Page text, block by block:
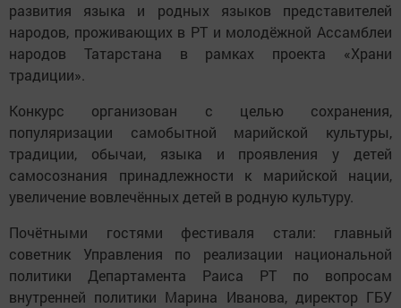
развития языка и родных языков представителей
народов, проживающих в РТ и молодёжной Ассамблеи
народов Татарстана в рамках проекта «Храни
традиции».
Конкурс организован с целью сохранения,
популяризации самобытной марийской культуры,
традиции, обычаи, языка и проявления у детей
самосознания принадлежности к марийской нации,
увеличение вовлечённых детей в родную культуру.
Почётными гостями фестиваля стали: главный
советник Управления по реализации национальной
политики Департамента Раиса РТ по вопросам
внутренней политики Марина Иванова, директор ГБУ